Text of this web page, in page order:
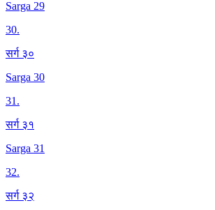
Sarga 29
30.
सर्ग ३०
Sarga 30
31.
सर्ग ३१
Sarga 31
32.
सर्ग ३२